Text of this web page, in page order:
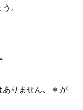
。
りません。 ※が